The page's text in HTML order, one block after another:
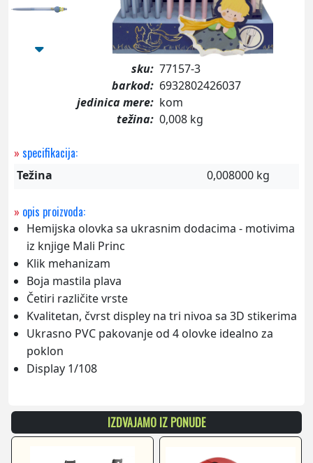
sku: 77157-3
barkod: 6932802426037
jedinica mere: kom
težina: 0,008 kg
» specifikacija:
Težina 0,008000 kg
» opis proizvoda:
Hemijska olovka sa ukrasnim dodacima - motivima
iz knjige Mali Princ
Klik mehanizam
Boja mastila plava
Četiri različite vrste
Kvalitetan, čvrst displey na tri nivoa sa 3D stikerima
Ukrasno PVC pakovanje od 4 olovke idealno za
poklon
Display 1/108
IZDVAJAMO IZ PONUDE